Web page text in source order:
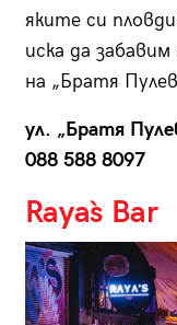
яките си
иска да
на „Братя
ул. „Братя
088 588 8097
Raya`s Bar